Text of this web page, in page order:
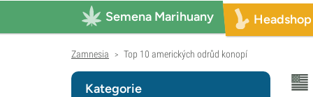
Semena Marihuany Headshop
Zamnesia > Top 10 amerických odrůd konopí
Kategorie